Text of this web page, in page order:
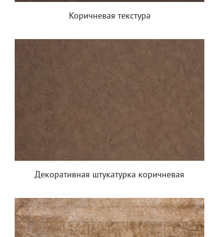
Коричневая текстура
Декоративная штукатурка коричневая